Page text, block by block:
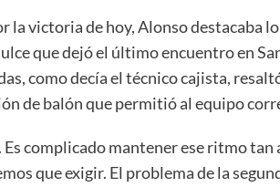
la victoria de hoy, Alonso destacaba
que dejó el último encuentro en
como decía el técnico cajista,
de balón que permitió al equipo
complicado mantener ese ritmo
que exigir. El problema de la